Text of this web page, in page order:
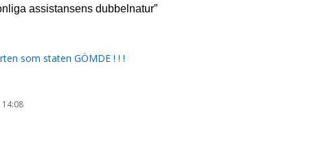
assistansens dubbelnatur”
som staten GÖMDE ! ! !
14:08